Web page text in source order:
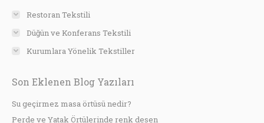
Restoran Tekstili
Düğün ve Konferans Tekstili
Kurumlara Yönelik Tekstiller
Son Eklenen Blog Yazıları
Su geçirmez masa örtüsü nedir?
Perde ve Yatak Örtülerinde renk desen